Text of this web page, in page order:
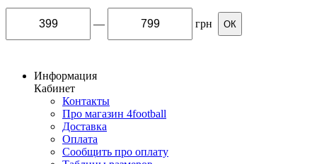
— грн ОК
Информация
Кабинет
Контакты
Про магазин 4football
Доставка
Оплата
Сообщить про оплату